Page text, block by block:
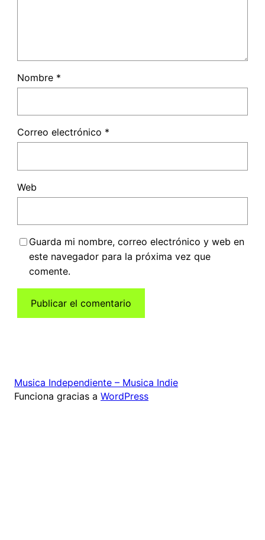
Nombre *
Correo electrónico *
Web
Guarda mi nombre, correo electrónico y web en
este navegador para la próxima vez que
comente.
Musica Independiente – Musica Indie
Funciona gracias a WordPress